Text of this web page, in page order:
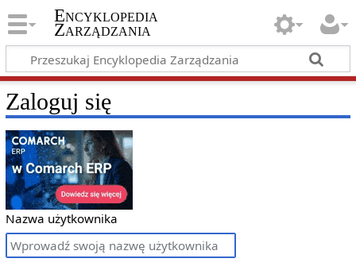
Encyklopedia
Zarządzania
Zaloguj się
Nazwa użytkownika